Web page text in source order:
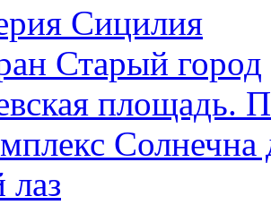
Сицилия
Старый город
площадь.
Солнечна
лаз